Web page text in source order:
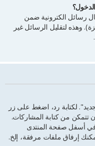
رسائل الكترونية ضمن
وهذه لتقليل الرسائل غير
لكتابة رد، اضغط على زر
تتمكن من كتابة المشاركات.
أسفل صفحة المنتدى
إرفاق ملفات مرفقة، إلخ.